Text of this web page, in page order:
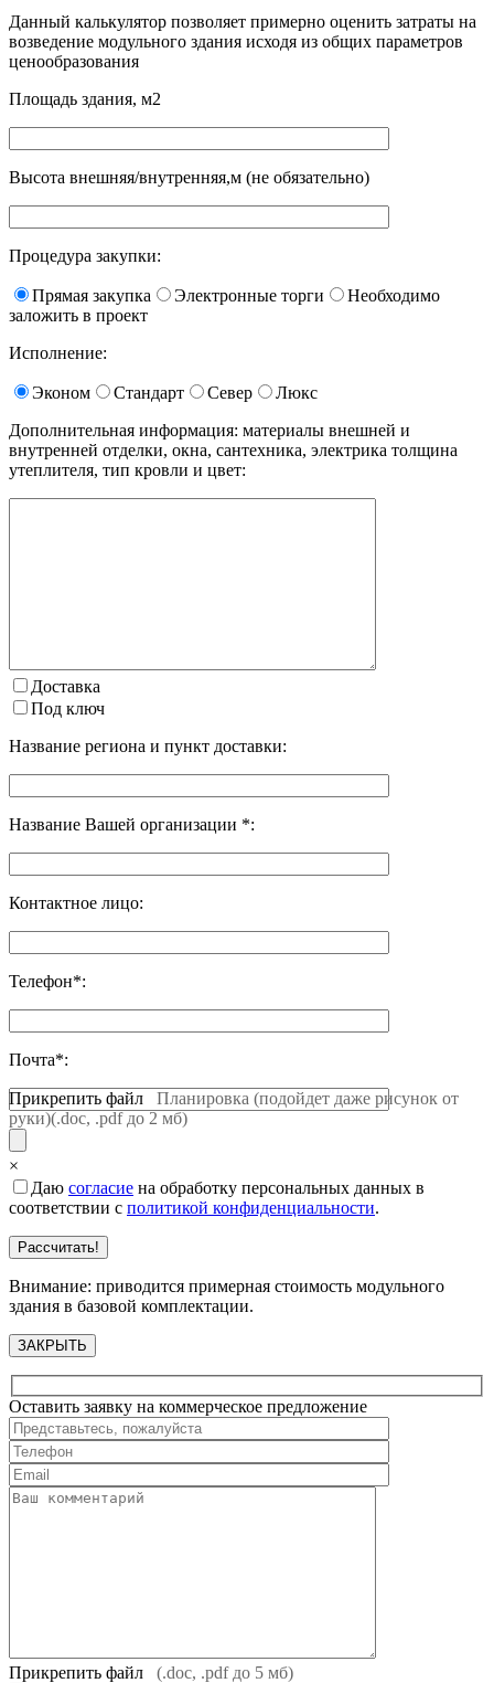
Данный калькулятор позволяет примерно оценить затраты на
возведение модульного здания исходя из общих параметров
ценообразования
Площадь здания, м2
Высота внешняя/внутренняя,м (не обязательно)
Процедура закупки:
Прямая закупка Электронные торги
Необходимо
заложить в проект
Исполнение:
Эконом Стандарт Север
Люкс
Дополнительная информация: материалы внешней и
внутренней отделки, окна, сантехника, электрика толщина
утеплителя, тип кровли и цвет:
Доставка
Под ключ
Название региона и пункт доставки:
Название Вашей организации *:
Контактное лицо:
Телефон*:
Почта*:
Прикрепить файл
Планировка (подойдет даже рисунок от
руки)(.doc, .pdf до 2 мб)
×
Даю согласие на обработку персональных данных в
соответствии с политикой конфиденциальности.
Внимание: приводится примерная стоимость модульного
здания в базовой комплектации.
ЗАКРЫТЬ
Оставить заявку на коммерческое предложение
Прикрепить файл (.doc, .pdf до 5 мб)